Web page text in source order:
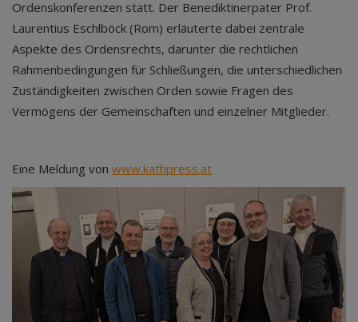
Ordenskonferenzen statt. Der Benediktinerpater Prof.
Laurentius Eschlböck (Rom) erläuterte dabei zentrale
Aspekte des Ordensrechts, darunter die rechtlichen
Rahmenbedingungen für Schließungen, die unterschiedlichen
Zuständigkeiten zwischen Orden sowie Fragen des
Vermögens der Gemeinschaften und einzelner Mitglieder.
Eine Meldung von www.kathpress.at